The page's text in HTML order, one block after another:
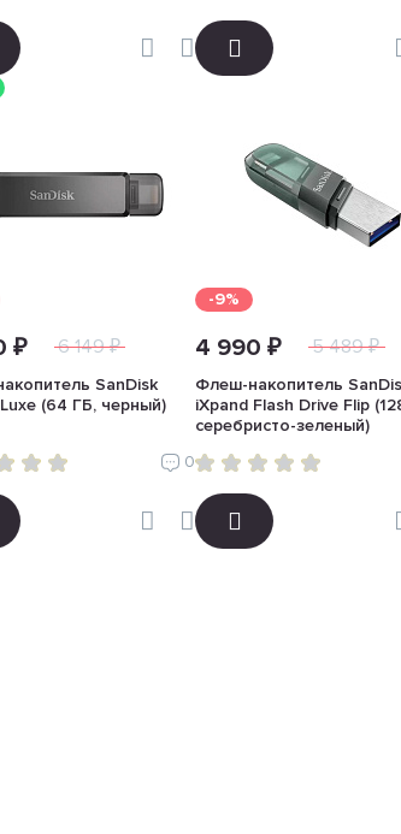
₽ 6 149 ₽
SanDisk
(64 ГБ, черный)
0
-9%
4 990 ₽ 5 489 ₽
Флеш-накопитель
iXpand Flash Drive Flip
серебристо-зеленый)